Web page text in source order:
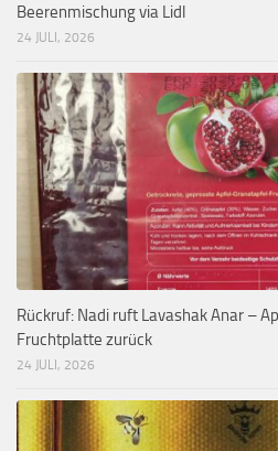
Beerenmischung via Lidl
24 JULI, 2026
Rückruf: Nadi ruft Lavashak Anar –
Fruchtplatte zurück
24 JULI, 2026